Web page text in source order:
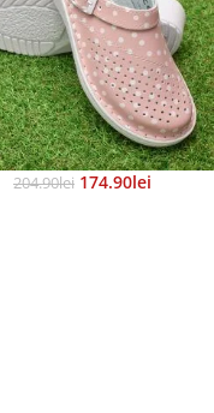
204.90Lei 174.90Lei